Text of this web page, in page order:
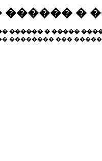
������ �
������ � �����
�������� ���